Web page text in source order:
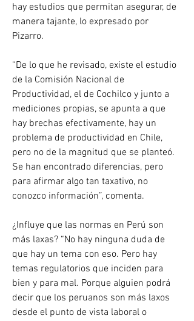
hay estudios que permitan asegurar, de
manera tajante, lo expresado por
Pizarro.
“De lo que he revisado, existe el estudio
de la Comisión Nacional de
Productividad, el de Cochilco y junto a
mediciones propias, se apunta a que
hay brechas efectivamente, hay un
problema de productividad en Chile,
pero no de la magnitud que se planteó.
Se han encontrado diferencias, pero
para afirmar algo tan taxativo, no
conozco información”, comenta.
¿Influye que las normas en Perú son
más laxas? “No hay ninguna duda de
que hay un tema con eso. Pero hay
temas regulatorios que inciden para
bien y para mal. Porque alguien podrá
decir que los peruanos son más laxos
desde el punto de vista laboral o